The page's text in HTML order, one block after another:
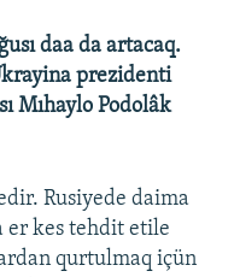
daa da artacaq.
prezidenti
Mıhaylo Podolâk
Rusiyede daima
er kes tehdit etile
qurtulmaq içün